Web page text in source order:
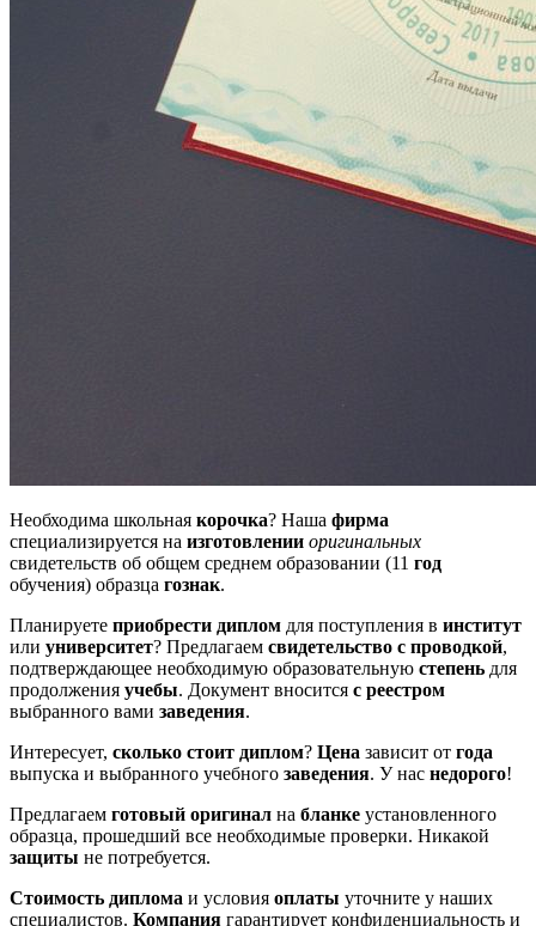
Необходима школьная корочка? Наша фирма
специализируется на изготовлении оригинальных
свидетельств об общем среднем образовании (11 год
обучения) образца гознак.
Планируете приобрести диплом для поступления в институт
или университет? Предлагаем свидетельство с проводкой,
подтверждающее необходимую образовательную степень для
продолжения учебы. Документ вносится с реестром
выбранного вами заведения.
Интересует, сколько стоит диплом? Цена зависит от года
выпуска и выбранного учебного заведения. У нас недорого!
Предлагаем готовый оригинал на бланке установленного
образца, прошедший все необходимые проверки. Никакой
защиты не потребуется.
Стоимость диплома и условия оплаты уточните у наших
специалистов. Компания гарантирует конфиденциальность и